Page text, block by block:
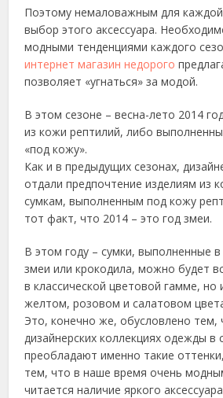
Поэтому немаловажным для каждой
выбор этого аксессуара.
модными тенденциями каждого
интернет магазин недорого
позволяет «угнаться» за модой.
В этом сезоне – весна-лето 2014
из кожи рептилий, либо
«под кожу».
Как и в предыдущих сезонах,
отдали предпочтение изделиям из
сумкам, выполненным под кожу
тот факт, что 2014 – это год змеи.
В этом году – сумки, выполненные в
змеи или крокодила, можно будет
в классической цветовой гамме, но
желтом, розовом и салатовом
Это, конечно же, обусловлено тем,
дизайнерских коллекциях одежды в
преобладают именно такие
тем, что в наше время очень
читается наличие яркого